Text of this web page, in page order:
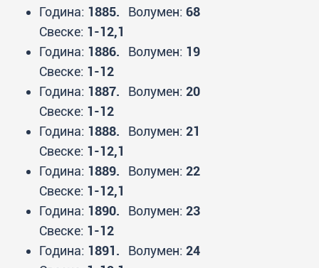
Година: 1885. Волумен: 68
Свеске: 1-12,1
Година: 1886. Волумен: 19
Свеске: 1-12
Година: 1887. Волумен: 20
Свеске: 1-12
Година: 1888. Волумен: 21
Свеске: 1-12,1
Година: 1889. Волумен: 22
Свеске: 1-12,1
Година: 1890. Волумен: 23
Свеске: 1-12
Година: 1891. Волумен: 24